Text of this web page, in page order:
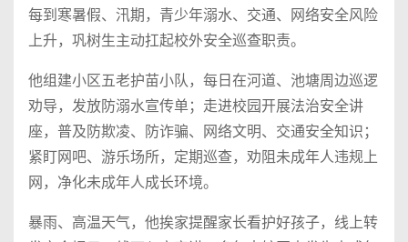
每到寒暑假、汛期，青少年溺水、交通、网络安全风险
上升，巩树生主动扛起校外安全巡查职责。
他组建小区五老护苗小队，每日在河道、池塘周边巡逻
劝导，发放防溺水宣传单；走进校园开展法治安全讲
座，普及防欺凌、防诈骗、网络文明、交通安全知识；
紧盯网吧、游乐场所，定期巡查，劝阻未成年人违规上
网，净化未成年人成长环境。
暴雨、高温天气，他挨家提醒家长看护好孩子，线上转